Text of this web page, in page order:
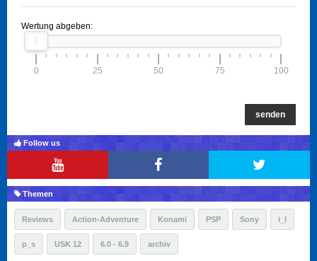
Wertung abgeben:
0 25 50 75 100
senden
Follow us
Themen
Reviews Action-Adventure Konami PSP Sony i_l
p_s USK 12 6.0 - 6.9 archiv